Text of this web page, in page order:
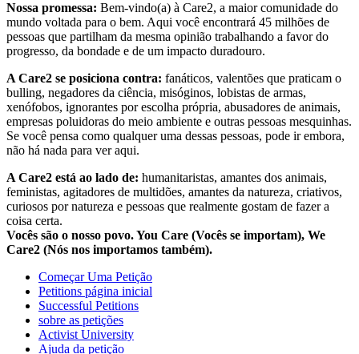
Nossa promessa: Bem-vindo(a) à Care2, a maior comunidade do
mundo voltada para o bem. Aqui você encontrará 45 milhões de
pessoas que partilham da mesma opinião trabalhando a favor do
progresso, da bondade e de um impacto duradouro.
A Care2 se posiciona contra: fanáticos, valentões que praticam o
bulling, negadores da ciência, misóginos, lobistas de armas,
xenófobos, ignorantes por escolha própria, abusadores de animais,
empresas poluidoras do meio ambiente e outras pessoas mesquinhas.
Se você pensa como qualquer uma dessas pessoas, pode ir embora,
não há nada para ver aqui.
A Care2 está ao lado de: humanitaristas, amantes dos animais,
feministas, agitadores de multidões, amantes da natureza, criativos,
curiosos por natureza e pessoas que realmente gostam de fazer a
coisa certa.
Vocês são o nosso povo. You Care (Vocês se importam), We
Care2 (Nós nos importamos também).
Começar Uma Petição
Petitions página inicial
Successful Petitions
sobre as petições
Activist University
Ajuda da petição